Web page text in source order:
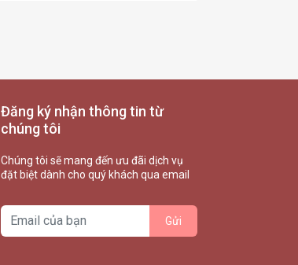
Đăng ký nhận thông tin từ
chúng tôi
Chúng tôi sẽ mang đến ưu đãi dịch vụ
đặt biệt dành cho quý khách qua email